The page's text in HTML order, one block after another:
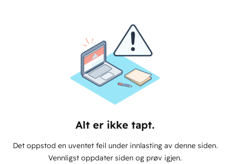
Alt er ikke tapt.
Det oppstod en uventet feil under innlasting av denne siden.
Vennligst oppdater siden og prøv igjen.